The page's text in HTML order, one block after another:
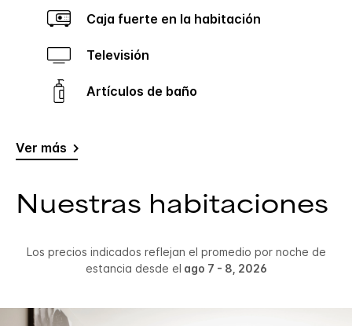
Caja fuerte en la habitación
Televisión
Artículos de baño
Ver más
Nuestras habitaciones
Los precios indicados reflejan el promedio por noche de
estancia desde el ago 7 - 8, 2026